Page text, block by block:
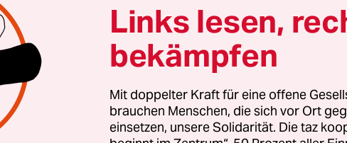
Da spürten vor allem die jüngeren Kollegen für
Hauch der Geschichte, auf die dieser Mann
hat. Im Parlament und außerhalb.
Man muss es nur wollen. Und können.
Links lesen,
bekämpfen
Mit doppelter Kraft für eine offene
brauchen Menschen, die sich vor Ort
einsetzen, unsere Solidarität. Die taz